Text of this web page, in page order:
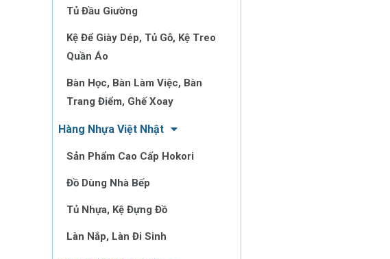
Tủ Đầu Giường
Kệ Để Giày Dép, Tủ Gỗ, Kệ Treo
Quần Áo
Bàn Học, Bàn Làm Việc, Bàn
Trang Điểm, Ghế Xoay
Hàng Nhựa Việt Nhật
Sản Phẩm Cao Cấp Hokori
Đồ Dùng Nhà Bếp
Tủ Nhựa, Kệ Đựng Đồ
Làn Nắp, Làn Đi Sinh